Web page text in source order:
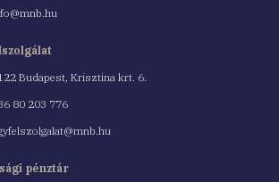
Budapest, Krisztina krt. 6.
80 203 776
pénztár